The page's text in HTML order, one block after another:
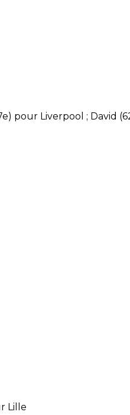
pour Liverpool ; David
Lille